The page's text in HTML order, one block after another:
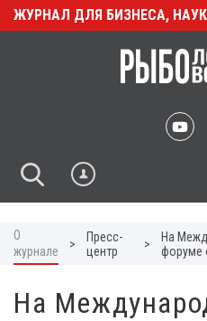
ЖУРНАЛ ДЛЯ БИЗНЕСА,
О
журнале
>
Пресс-
центр
>
На
форуме
На